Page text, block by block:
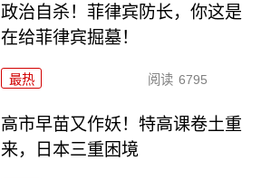
政治自杀！菲律宾防长，你这是
在给菲律宾掘墓！
最热 阅读 6795
高市早苗又作妖！特高课卷土重
来，日本三重困境